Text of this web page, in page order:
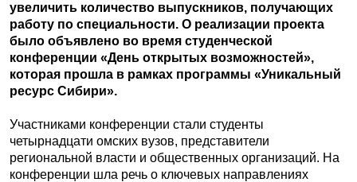
увеличить количество выпускников, получающих
работу по специальности. О реализации проекта
было объявлено во время студенческой
конференции «День открытых возможностей»,
которая прошла в рамках программы «Уникальный
ресурс Сибири».
Участниками конференции стали студенты
четырнадцати омских вузов, представители
региональной власти и общественных организаций. На
конференции шла речь о ключевых направлениях